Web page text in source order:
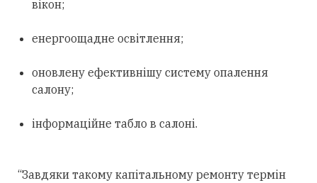
вікон;
енергоощадне освітлення;
оновлену ефективнішу систему опалення
салону;
інформаційне табло в салоні.
“Завдяки такому капітальному ремонту термін